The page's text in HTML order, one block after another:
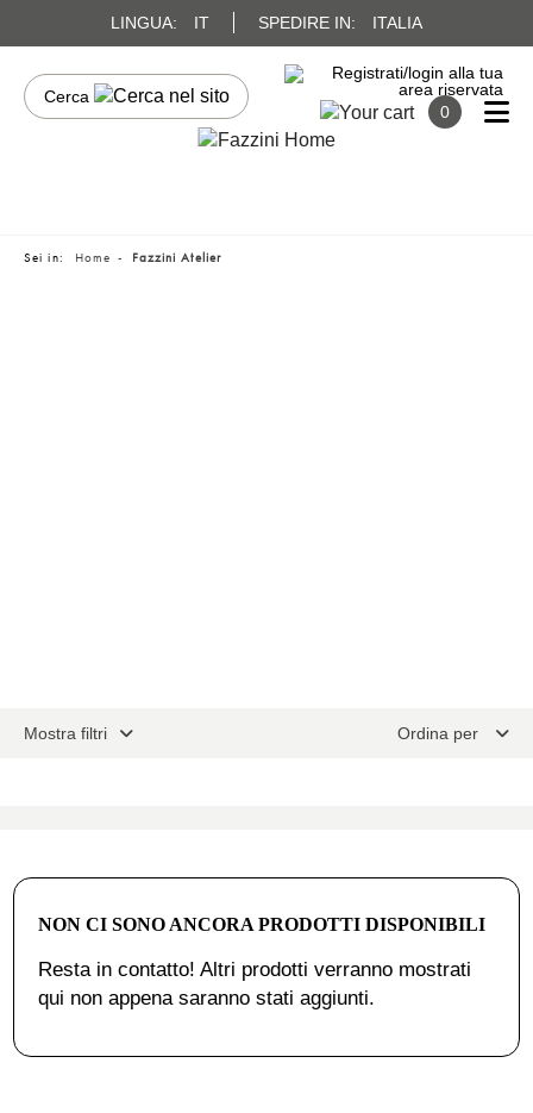
LINGUA: IT SPEDIRE IN: ITALIA
0
Sei in: Home Fazzini Atelier
Mostra filtri Ordina per
NON CI SONO ANCORA PRODOTTI DISPONIBILI
Resta in contatto! Altri prodotti verranno mostrati
qui non appena saranno stati aggiunti.